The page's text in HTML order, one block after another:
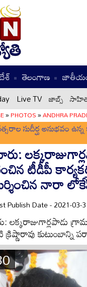
తెలంగాణ
Live TV జాబ్స్
»PHOTOS»ANDHRA
సుదీర్ఘ అనుభవం
టీడీపీ
నారా
Publish Date - 2021-03-
లక్కరాజుగార్లపాడు